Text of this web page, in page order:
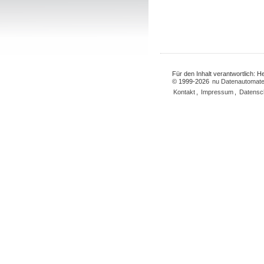
Für den Inhalt verantwortlich:
© 1999-2026 nu
Kontakt
Impressum